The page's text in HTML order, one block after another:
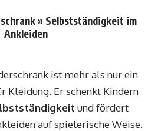
» Selbstständigkeit im
Ankleiden
ist mehr als nur ein
Kleidung. Er schenkt Kindern
und fördert
auf spielerische Weise.